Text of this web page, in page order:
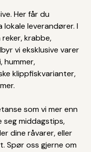
Her får du
leverandører. I
krabbe,
vi eksklusive varer
hummer,
klippfiskvarianter,
som vi mer enn
seg middagstips,
dine råvarer, eller
Spør oss gjerne om